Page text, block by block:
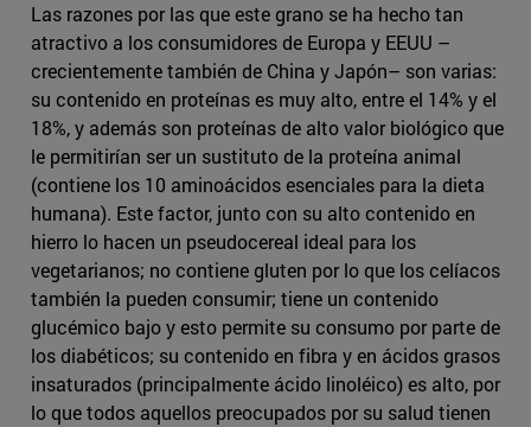
Las razones por las que este grano se ha hecho tan
atractivo a los consumidores de Europa y EEUU –
crecientemente también de China y Japón– son varias:
su contenido en proteínas es muy alto, entre el 14% y el
18%, y además son proteínas de alto valor biológico que
le permitirían ser un sustituto de la proteína animal
(contiene los 10 aminoácidos esenciales para la dieta
humana). Este factor, junto con su alto contenido en
hierro lo hacen un pseudocereal ideal para los
vegetarianos; no contiene gluten por lo que los celíacos
también la pueden consumir; tiene un contenido
glucémico bajo y esto permite su consumo por parte de
los diabéticos; su contenido en fibra y en ácidos grasos
insaturados (principalmente ácido linoléico) es alto, por
lo que todos aquellos preocupados por su salud tienen